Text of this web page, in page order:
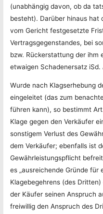
(unabhängig davon, ob da
besteht). Darüber hinaus hat
vom Gericht festgesetzte
Vertragsgegenstandes, bei
bzw. Rückerstattung der ihm
etwaigen Schadenersatz
Wurde nach Klagserhebung
eingeleitet (das zum
führen kann), so bestimmt
Klage gegen den Verkäufer
sonstigem Verlust des
dem Verkäufer; ebenfalls ist
Gewährleistungspflicht
es „ausreichende Gründe für
Klagebegehrens (des
der Käufer seinen Anspruch
freiwillig den Anspruch des